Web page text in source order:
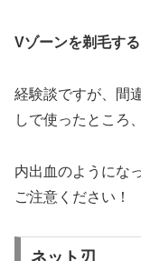
Vゾーンを剃毛す
経験談ですが、間
しで使ったところ、
内出血のようにな
ご注意ください！
ネット刃